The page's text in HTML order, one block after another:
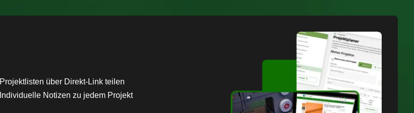
Projektlisten über Direkt-Link teilen
Individuelle Notizen zu jedem Projekt